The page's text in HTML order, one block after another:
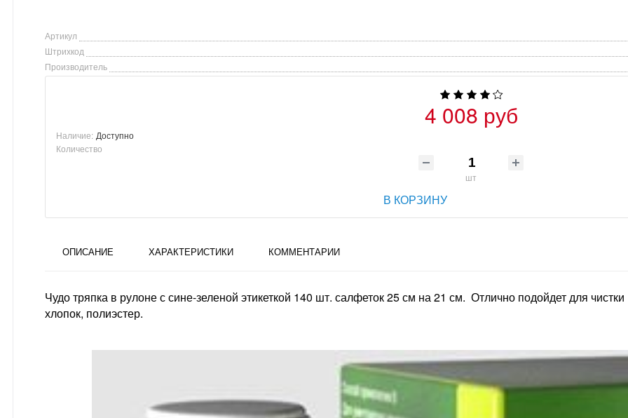
Артикул
Штрихкод
Производитель
4 008 руб
Наличие: Доступно
Количество
шт
В КОРЗИНУ
ОПИСАНИЕ ХАРАКТЕРИСТИКИ КОММЕНТАРИИ
Чудо тряпка в рулоне с сине-зеленой этикеткой 140 шт. салфеток 25 см на 21 см. Отлично подойдет для
хлопок, полиэстер.